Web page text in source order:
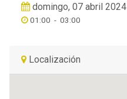
domingo, 07 abril 2024
01:00 - 03:00
Localización